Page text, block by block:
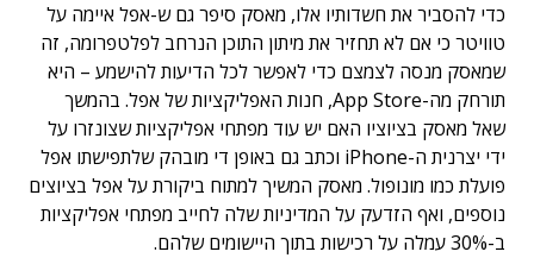
כדי להסביר את חשדותיו אלו, מאסק סיפר גם ש-אפל איימה על
טוויטר כי אם לא תחזיר את מיתון התוכן הנרחב לפלטפרומה, זה
שמאסק מנסה לצמצם כדי לאפשר לכל הדיעות להישמע – היא
תורחק מה-App Store, חנות האפליקציות של אפל. בהמשך
שאל מאסק בציוציו האם יש עוד מפתחי אפליקציות שצונזרו על
ידי יצרנית ה-iPhone וכתב גם באופן די מובהק שלתפישתו אפל
פועלת כמו מונופול. מאסק המשיך למתוח ביקורת על אפל בציוצים
נוספים, ואף הזדעק על המדיניות שלה לחייב מפתחי אפליקציות
ב-30% עמלה על רכישות בתוך היישומים שלהם.